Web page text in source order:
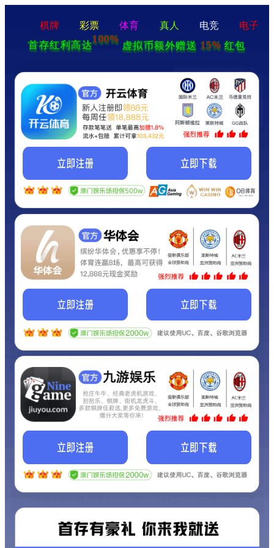
棋牌 彩票 体育 真人 电竞
电子
首存红利高达
100%
虚拟币额外赠送 15% 红包